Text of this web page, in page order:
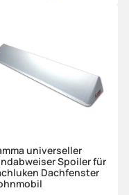
universeller
Spoiler für
Dachfenster